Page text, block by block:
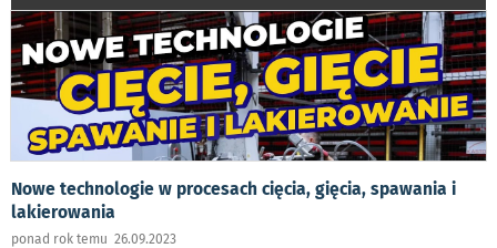
Nowe technologie w procesach cięcia, gięcia, spawania i
lakierowania
ponad rok temu 26.09.2023